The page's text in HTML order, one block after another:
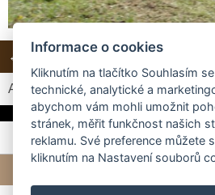
← Předchozí Další → Zpět do
Automatické procházení: 3|4|5|6
Informace o cookies
Kliknutím na tlačítko Souhlasím
technické, analytické a
abychom vám mohli umožnit
stránek, měřit funkčnost našich
reklamu. Své preference můžete
kliknutím na Nastavení souborů